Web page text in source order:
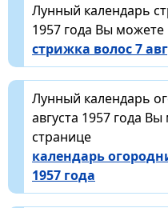
Лунный календарь
1957 года Вы
стрижка волос 7
Лунный календарь
августа 1957 года
странице
календарь
1957 года